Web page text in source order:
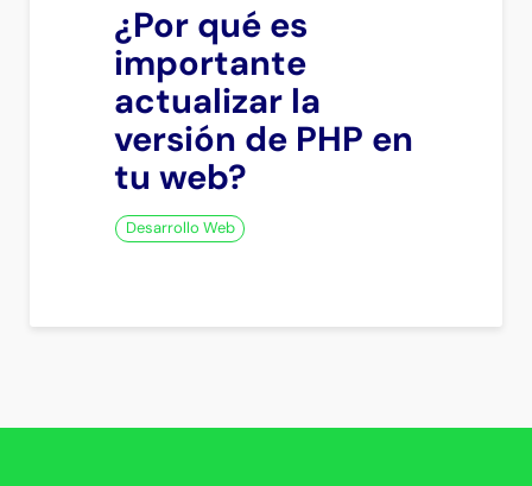
¿Por qué es
importante
actualizar la
versión de PHP en
tu web?
Desarrollo Web